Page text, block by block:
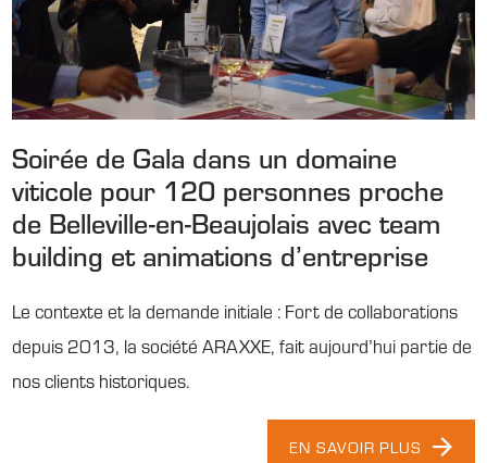
Soirée de Gala dans un domaine
viticole pour 120 personnes proche
de Belleville-en-Beaujolais avec team
building et animations d’entreprise
Le contexte et la demande initiale : Fort de collaborations
depuis 2013, la société ARAXXE, fait aujourd’hui partie de
nos clients historiques.
EN SAVOIR PLUS